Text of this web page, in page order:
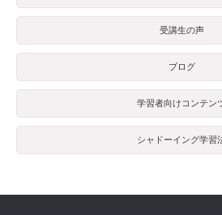
受講生の声
ブログ
学習者向けコンテン
シャドーイング学習